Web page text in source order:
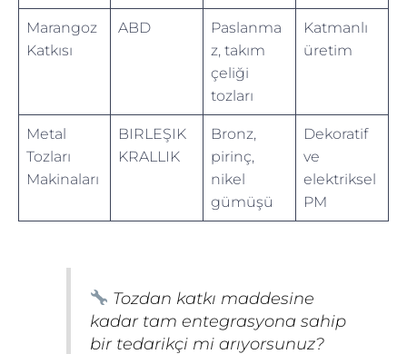
Marangoz
Katkısı
ABD
Paslanma
z, takım
çeliği
tozları
Katmanlı
üretim
Metal
Tozları
Makinaları
BIRLEŞIK
KRALLIK
Bronz,
pirinç,
nikel
gümüşü
Dekoratif
ve
elektriksel
PM
Tozdan katkı maddesine
kadar tam entegrasyona sahip
bir tedarikçi mi arıyorsunuz?